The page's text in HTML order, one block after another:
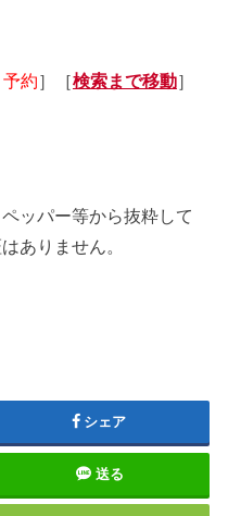
約］［検索まで移動］
ッパー等から抜粋して
ありません。
シェア
送る